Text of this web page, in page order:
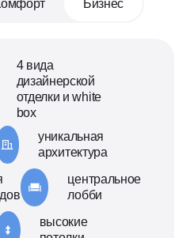
Бизнес
4 вида
дизайнерской
отделки и white
box
уникальная
архитектура
центральное
лобби
высокие